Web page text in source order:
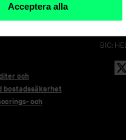
Acceptera alla
och
bostadssäkerhet
och
00100
FO-
BIC: